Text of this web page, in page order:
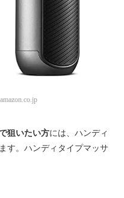
狙いたい方には、ハンディ
す。ハンディタイプマッサ